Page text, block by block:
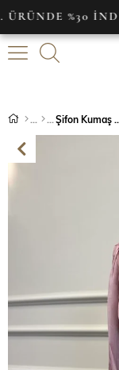
%30 İNDİRİM
Şifon